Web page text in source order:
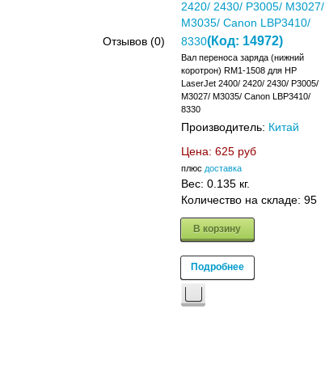
Отзывов (0)
2420/ 2430/ P3005/ M3027/
M3035/ Canon LBP3410/
8330(Код: 14972)
Вал переноса заряда (нижний
коротрон) RM1-1508 для HP
LaserJet 2400/ 2420/ 2430/ P3005/
M3027/ M3035/ Canon LBP3410/
8330
Производитель: Китай
Цена: 625 руб
плюс доставка
Вес: 0.135 кг.
Количество на складе: 95
В корзину
Подробнее